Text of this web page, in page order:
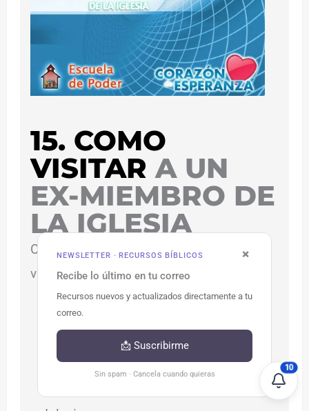
15. COMO
VISITAR A UN
EX-MIEMBRO DE
LA IGLESIA
Ore antes y durante la visita. La primera
visita:
– Debe ser breve.
– Sea cordial, gentil, actúe con
serenidad, tenga tacto, no presione.
×
NEWSLETTER · RECURSOS BÍBLICOS
Recibe lo último en tu correo
Recursos nuevos y actualizados directamente a tu
correo.
📩 Suscribirme
Sin spam · Cancela cuando quieras
10